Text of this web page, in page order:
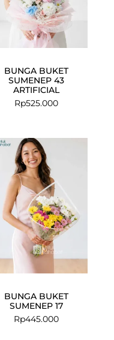
BUNGA BUKET
SUMENEP 43
ARTIFICIAL
Rp525.000
BUNGA BUKET
SUMENEP 17
Rp445.000